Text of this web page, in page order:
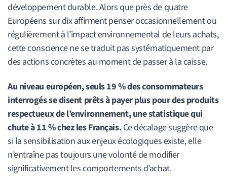
développement durable. Alors que près de quatre
Européens sur dix affirment penser occasionnellement ou
régulièrement à l’impact environnemental de leurs achats,
cette conscience ne se traduit pas systématiquement par
des actions concrètes au moment de passer à la caisse.
Au niveau européen, seuls 19 % des consommateurs
interrogés se disent prêts à payer plus pour des produits
respectueux de l’environnement, une statistique qui
chute à 11 % chez les Français.Ce décalage suggère que
si la sensibilisation aux enjeux écologiques existe, elle
n’entraîne pas toujours une volonté de modifier
significativement les comportements d’achat.